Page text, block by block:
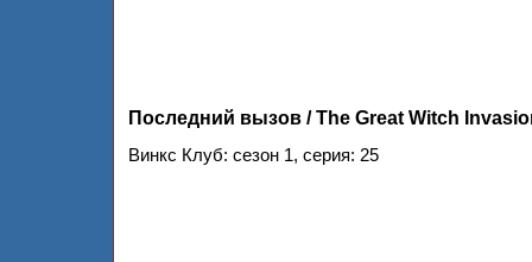
Последний вызов / The Great Witch
Винкс Клуб: сезон 1, серия: 25